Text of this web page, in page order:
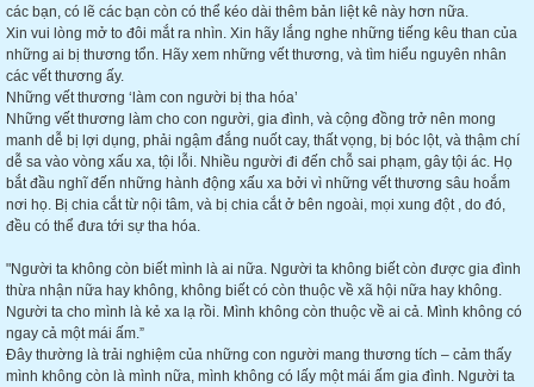
các bạn, có lẽ các bạn còn có thể kéo dài thêm bản liệt kê này hơn nữa.
Xin vui lòng mở to đôi mắt ra nhìn. Xin hãy lắng nghe những tiếng kêu than của
những ai bị thương tổn. Hãy xem những vết thương, và tìm hiểu nguyên nhân
các vết thương ấy.
Những vết thương ‘làm con người bị tha hóa’
Những vết thương làm cho con người, gia đình, và cộng đồng trở nên mong
manh dễ bị lợi dụng, phải ngậm đắng nuốt cay, thất vọng, bị bóc lột, và thậm chí
dễ sa vào vòng xấu xa, tội lỗi. Nhiều người đi đến chỗ sai phạm, gây tội ác. Họ
bắt đầu nghĩ đến những hành động xấu xa bởi vì những vết thương sâu hoắm
nơi họ. Bị chia cắt từ nội tâm, và bị chia cắt ở bên ngoài, mọi xung đột , do đó,
đều có thể đưa tới sự tha hóa.
"Người ta không còn biết mình là ai nữa. Người ta không biết còn được gia đình
thừa nhận nữa hay không, không biết có còn thuộc về xã hội nữa hay không.
Người ta cho mình là kẻ xa lạ rồi. Mình không còn thuộc về ai cả. Mình không có
ngay cả một mái ấm.”
Đây thường là trải nghiệm của những con người mang thương tích – cảm thấy
mình không còn là mình nữa, mình không có lấy một mái ấm gia đình. Người ta